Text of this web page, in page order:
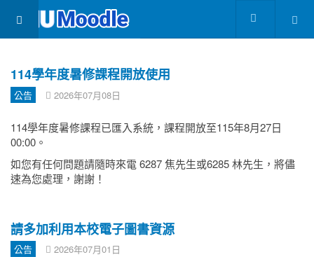
114學年度暑修課程開放使用
公告 2026年07月08日
114學年度暑修課程已匯入系統，課程開放至115年8月27日
00:00。
如您有任何問題請隨時來電 6287 焦先生或6285 林先生，將儘
速為您處理，謝謝！
請多加利用本校電子圖書資源
公告 2026年07月01日